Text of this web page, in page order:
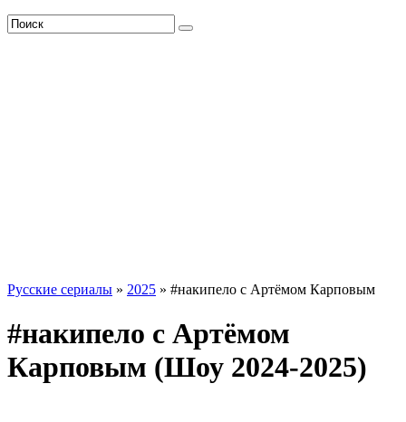
Русские сериалы » 2025 » #накипело с Артёмом Карповым
#накипело с Артёмом
Карповым (Шоу 2024-2025)